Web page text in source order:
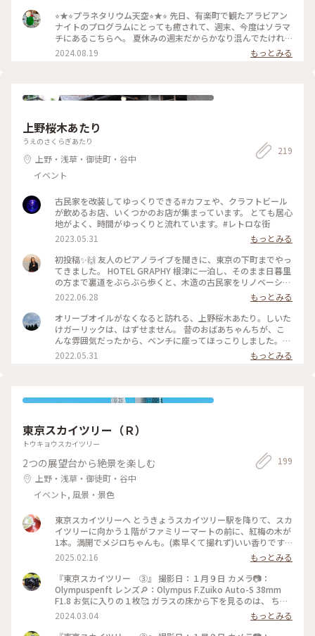
グラム…日常から解き放たれ、優しく包まれるような感覚にな
れました♡ ハロウィンウェルカムドーム開催中です(^^) #プラ
ネタリウム#スカイツリータウン#星地巡礼#癒されたくて#大
⭐︎★⭐︎プラネタリウム天空⭐︎★⭐︎ 先日、有楽町で観たアラビアン
ナイトのプログラムにとっても癒されて、週末、今度はソラマ
チにあるこちらへ。 夏休みの週末だからかなり混んでたけれ
ど、上映が始まるとゆっくりまったり癒されました(^^) #プラ
ネタリウム天空#コニカミノルタ#ヒーリング#癒される#アラ
2024.08.19 もっとみる
上野桜木あたり
うえのさくらぎあたり
上野・浅草・御徒町・谷中
イベント
219
古民家を改装してゆっくりできる#カフェや、クラフトビール
が飲めるお店、いくつかのお店が集まっています。 とても居心
地がよく、時間がゆっくりと流れています。#レトロな街
2023.05.31
もっとみる
初投稿✨🙌 友人のピアノライブを聞きに、東京の下町までやっ
てきました。 HOTEL GRAPHY 根津に一泊し、そのまま日暮里
の方まで裏道をぶらぶら歩くと、木造の古民家をリノベーショ
ンしたカフェやお店がちらほら。 土曜日の散策でしたが、程
よく落ち着いていて、久しぶりの晴天の空の下東京散歩を満喫
しました☺️ 気になるお店もたくさん見つけたのでまた遊びに
来たいな〜！ HOTEL GRAPHY 根津 https://www.hotel-
graphy.com 上野桜木あたり https://uenosakuragiatari.jp
2022.06.28
もっとみる
オリーブオイルがなくなると訪れる、上野桜木あたり。しいた
けガーリックは、はずせません。 昔のおばあちゃんちが、こ
んな雰囲気だったから、ベンチに座ってほっこりしました。
次は谷中ビールを飲みたいな😉 #Myことりっぷ #春風さん
ぽ #ヒーリング旅 #谷根千 #上野桜木あたり #古民家 #
2022.05.31 もっとみる
東京スカイツリー（Ｒ）
トウキョウスカイツリー
2つの展望台から絶景を楽しむ
上野・浅草・御徒町・谷中
イベント, 風景・景色
199
東京スカイツリーへ とうきょうスカイツリー駅を降りて、スカ
イツリーに向かう１階がファミリーマートの前に、紅梅の木が
1本。満開でメジロちゃんも。(素早くて撮れず)いい香りです。
久しぶりのスカイツリー、やはり下から撮りたくなりました。
#スカイツリー#ぽかぽか#紅梅#梅
2025.02.16
もっとみる
『東京スカイツリー ③』 撮影日：１月９日 カメラ📷：
Olympuspenft レンズ🔎：Olympus F.Zuiko Auto-S 38mm
F1.8 お気に入りの１枚🥰 ガラスの床から下を見るのは、 ちょ
っと怖かったけど、 面白かったです😆 #東京スカイツリー#こ
とりっぷ東京#フィルム#フィルム写真#Olympuspenft#ハーフ
2024.03.04
もっとみる